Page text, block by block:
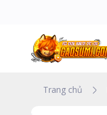
Trang chủ